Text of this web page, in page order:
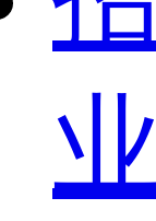
业